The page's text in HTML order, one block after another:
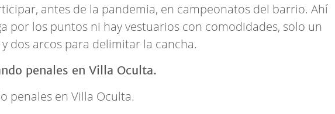
antes de la pandemia, en campeonatos del barrio. Ahí
por los puntos ni hay vestuarios con comodidades, solo un
dos arcos para delimitar la cancha.
penales en Villa Oculta.